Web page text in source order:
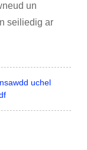
un
seiliedig ar
uchel